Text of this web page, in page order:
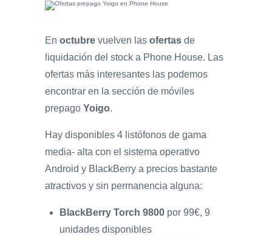
En octubre vuelven las ofertas de
liquidación del stock a Phone House. Las
ofertas más interesantes las podemos
encontrar en la sección de móviles
prepago Yoigo.
Hay disponibles 4 listófonos de gama
media- alta con el sistema operativo
Android y BlackBerry a precios bastante
atractivos y sin permanencia alguna:
BlackBerry Torch 9800 por 99€, 9
unidades disponibles